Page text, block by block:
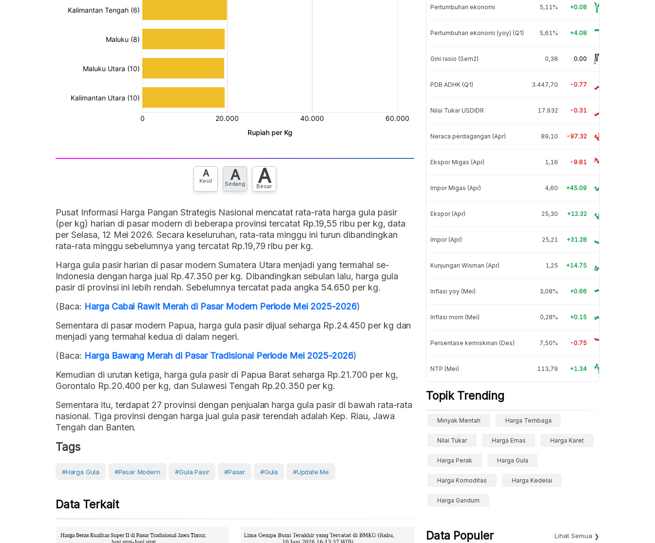
A
Kecil A
Sedang A
Besar
Pusat Informasi Harga Pangan Strategis Nasional mencatat rata-rata harga gula pasir
(per kg) harian di pasar modern di beberapa provinsi tercatat Rp.19,55 ribu per kg, data
per Selasa, 12 Mei 2026. Secara keseluruhan, rata-rata minggu ini turun dibandingkan
rata-rata minggu sebelumnya yang tercatat Rp.19,79 ribu per kg.
Harga gula pasir harian di pasar modern Sumatera Utara menjadi yang termahal se-
Indonesia dengan harga jual Rp.47.350 per kg. Dibandingkan sebulan lalu, harga gula
pasir di provinsi ini lebih rendah. Sebelumnya tercatat pada angka 54.650 per kg.
(Baca: Harga Cabai Rawit Merah di Pasar Modern Periode Mei 2025-2026)
Sementara di pasar modern Papua, harga gula pasir dijual seharga Rp.24.450 per kg dan
menjadi yang termahal kedua di dalam negeri.
(Baca: Harga Bawang Merah di Pasar Tradisional Periode Mei 2025-2026)
Kemudian di urutan ketiga, harga gula pasir di Papua Barat seharga Rp.21.700 per kg,
Gorontalo Rp.20.400 per kg, dan Sulawesi Tengah Rp.20.350 per kg.
Sementara itu, terdapat 27 provinsi dengan penjualan harga gula pasir di bawah rata-rata
nasional. Tiga provinsi dengan harga jual gula pasir terendah adalah Kep. Riau, Jawa
Tengah dan Banten.
Tags
#harga Gula #Pasar Modern #Gula Pasir #Pasar #Gula #Update Me
Data Terkait
Pertumbuhan ekonomi 5,11% +0.08
Pertumbuhan ekonomi (yoy) (Q1) 5,61% +4.08
Gini rasio (Sem2) 0,38 0.00
PDB ADHK (Q1) 3.447,70 -0.77
Nilai Tukar USDIDR 17.932 -0.31
Neraca perdagangan (Apr) 89,10 -97.32
Ekspor Migas (Apr) 1,16 -9.81
Impor Migas (Apr) 4,60 +45.09
Ekspor (Apr) 25,30 +12.32
Impor (Apr) 25,21 +31.28
Kunjungan Wisman (Apr) 1,25 +14.75
Inflasi yoy (Mei) 3,08% +0.66
Inflasi mom (Mei) 0,28% +0.15
Persentase kemiskinan (Des) 7,50% -0.75
NTP (Mei) 113,79 +1.34
Topik Trending
Minyak Mentah Harga Tembaga
Nilai Tukar Harga Emas Harga Karet
Harga Perak Harga Gula
Harga Komoditas Harga Kedelai
Harga Gandum
Data Populer Lihat Semua